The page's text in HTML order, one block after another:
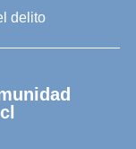
delito